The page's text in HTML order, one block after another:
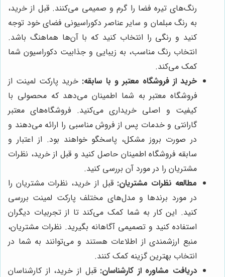
رنگ‌های تیره فضا را گرم و صمیمی می‌کنند. قبل از خرید،
به رنگ مبلمان و سایر عناصر دکوراسیونی فضای خود توجه
کنید و رنگی را انتخاب کنید که با آن‌ها هماهنگ باشد.
انتخاب رنگ مناسب، به زیبایی و جذابیت دکوراسیون شما
کمک می‌کند.
خرید از فروشگاه معتبر و با سابقه: خرید پارکت لمینت از
فروشگاه معتبر به شما اطمینان می‌دهد که محصولی با
کیفیت و اصلی خریداری می‌کنید. فروشگاه‌های معتبر
گارانتی و خدمات پس از فروش مناسبی را ارائه می‌دهند و
در صورت بروز مشکل، پاسخگو خواهند بود. از اعتبار و
سابقه فروشگاه اطمینان حاصل کنید و قبل از خرید، نظرات
مشتریان را در مورد آن بررسی کنید.
مطالعه نظرات مشتریان: قبل از خرید، نظرات مشتریان را
در مورد برندها و مدل‌های مختلف پارکت لمینت بررسی
کنید. این کار به شما کمک می‌کند تا از تجربیات دیگران
استفاده کنید و تصمیمی آگاهانه بگیرید. نظرات مشتریان،
منبع ارزشمندی از اطلاعات هستند و می‌توانند به شما در
انتخاب بهترین گزینه کمک کنند.
دریافت مشاوره از کارشناسان: قبل از خرید، از کارشناسان